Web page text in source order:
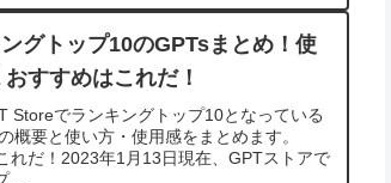
グトップ10のGPTsまとめ！使
すすめはこれだ！
Storeでランキングトップ10となっている
概要と使い方・使用感をまとめます。
れだ！2023年1月13日現在、GPTストアで